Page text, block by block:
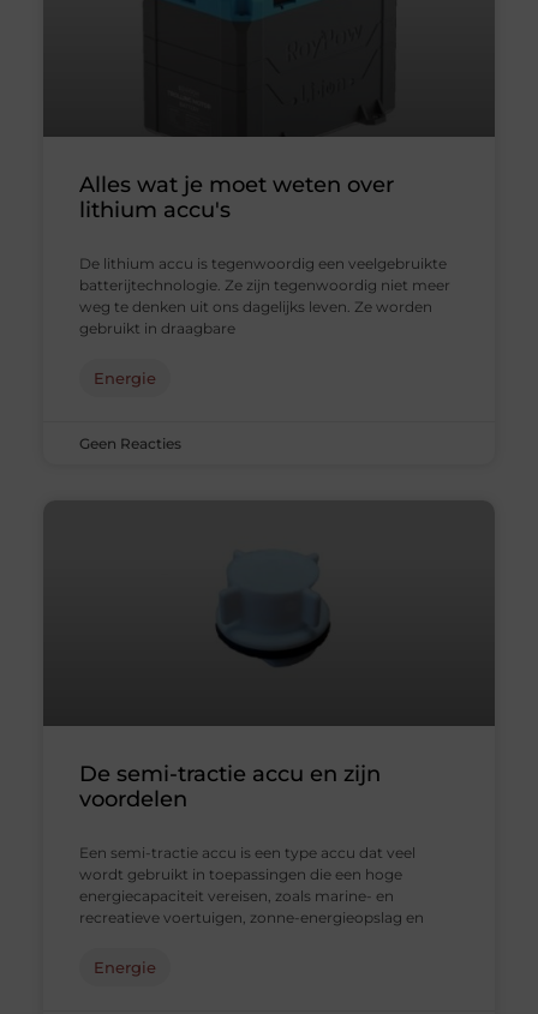
Alles wat je moet weten over
lithium accu's
De lithium accu is tegenwoordig een veelgebruikte
batterijtechnologie. Ze zijn tegenwoordig niet meer
weg te denken uit ons dagelijks leven. Ze worden
gebruikt in draagbare
Energie
Geen Reacties
De semi-tractie accu en zijn
voordelen
Een semi-tractie accu is een type accu dat veel
wordt gebruikt in toepassingen die een hoge
energiecapaciteit vereisen, zoals marine- en
recreatieve voertuigen, zonne-energieopslag en
Energie